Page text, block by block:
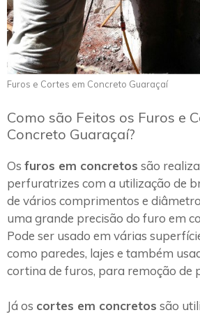
Furos e Cortes em Concreto Guaraçaí
Como são Feitos os Furos e
Concreto Guaraçaí?
Os furos em concretos são
perfuratrizes com a utilização de
de vários comprimentos e
uma grande precisão do furo em
Pode ser usado em várias
como paredes, lajes e também
cortina de furos, para remoção de
Já os cortes em concretos são